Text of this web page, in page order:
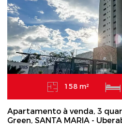
158 m²
Apartamento à venda, 3
Green, SANTA MARIA -